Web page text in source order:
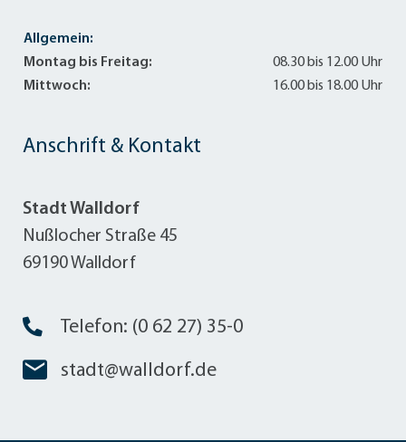
Anschrift & Kontakt
Stadt Walldorf
Nußlocher Straße 45
69190 Walldorf
Telefon: (0 62 27) 35-0
stadt@walldorf.de
Allgemein:
Montag bis Freitag:
08.30 bis 12.00 Uhr
Mittwoch:
16.00 bis 18.00 Uhr